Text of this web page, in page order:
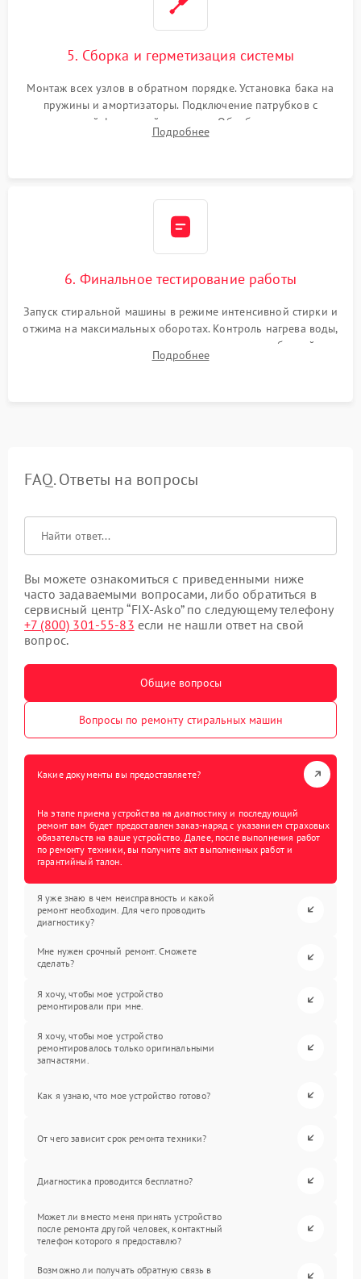
5. Сборка и герметизация системы
Монтаж всех узлов в обратном порядке. Установка бака на
пружины и амортизаторы. Подключение патрубков с
надежной фиксацией хомутами. Обработка стыков
герметиком для предотвращения возможных протечек воды.
Подробнее
6. Финальное тестирование работы
Запуск стиральной машины в режиме интенсивной стирки и
отжима на максимальных оборотах. Контроль нагрева воды,
корректности слива, отсутствия излишних вибраций,
посторонних стуков и протечек под корпусом.
Подробнее
FAQ. Ответы на вопросы
Вы можете ознакомиться с приведенными ниже
часто задаваемыми вопросами, либо обратиться в
сервисный центр “FIX-Asko” по следующему телефону
+7 (800) 301-55-83 если не нашли ответ на свой
вопрос.
Общие вопросы
Вопросы по ремонту стиральных машин
Какие документы вы предоставляете?
На этапе приема устройства на диагностику и последующий
ремонт вам будет предоставлен заказ-наряд с указанием страховых
обязательств на ваше устройство. Далее, после выполнения работ
по ремонту техники, вы получите акт выполненных работ и
гарантийный талон.
Я уже знаю в чем неисправность и какой
ремонт необходим. Для чего проводить
диагностику?
Мне нужен срочный ремонт. Сможете
сделать?
Я хочу, чтобы мое устройство
ремонтировали при мне.
Я хочу, чтобы мое устройство
ремонтировалось только оригинальными
запчастями.
Как я узнаю, что мое устройство готово?
От чего зависит срок ремонта техники?
Диагностика проводится бесплатно?
Может ли вместо меня принять устройство
после ремонта другой человек, контактный
телефон которого я предоставлю?
Возможно ли получать обратную связь в